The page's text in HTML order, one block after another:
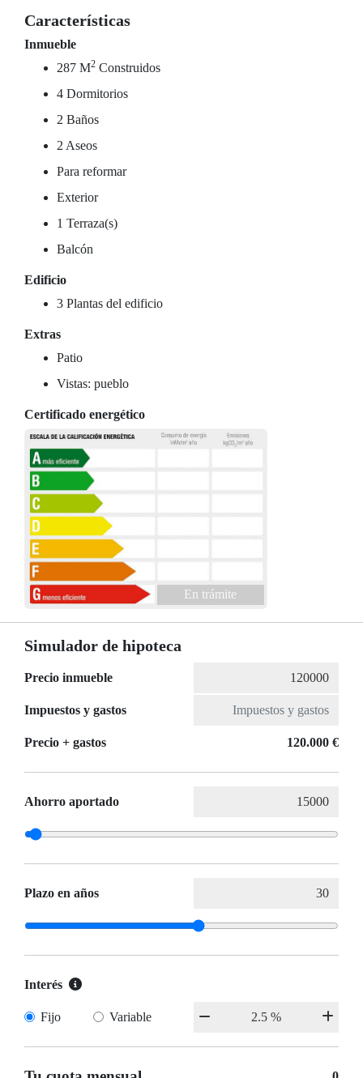
Características
Inmueble
287 M2 Construidos
4 Dormitorios
2 Baños
2 Aseos
Para reformar
Exterior
1 Terraza(s)
Balcón
Edificio
3 Plantas del edificio
Extras
Patio
Vistas: pueblo
Certificado energético
En trámite
Simulador de hipoteca
Precio inmueble
Impuestos y gastos
Precio + gastos 120.000 €
Ahorro aportado
Plazo en años
Interés
Fijo Variable